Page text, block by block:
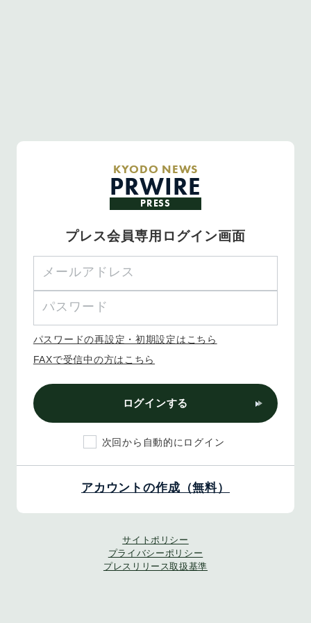
KYODO NEWS
PRWIRE
PRESS
プレス会員専用ログイン画面
パスワードの再設定・初期設定はこちら
FAXで受信中の方はこちら
ログインする
次回から自動的にログイン
アカウントの作成（無料）
サイトポリシー
プライバシーポリシー
プレスリリース取扱基準